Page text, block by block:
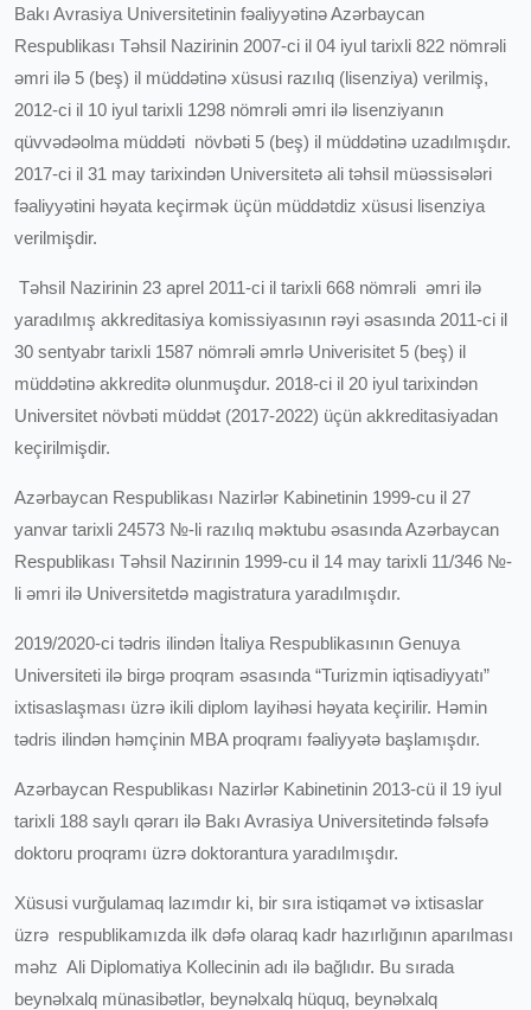
Bakı Avrasiya Universitetinin fəaliyyətinə Azərbaycan
Respublikası Təhsil Nazirinin 2007-ci il 04 iyul tarixli 822 nömrəli
əmri ilə 5 (beş) il müddətinə xüsusi razılıq (lisenziya) verilmiş,
2012-ci il 10 iyul tarixli 1298 nömrəli əmri ilə lisenziyanın
qüvvədəolma müddəti növbəti 5 (beş) il müddətinə uzadılmışdır.
2017-ci il 31 may tarixindən Universitetə ali təhsil müəssisələri
fəaliyyətini həyata keçirmək üçün müddətdiz xüsusi lisenziya
verilmişdir.
Təhsil Nazirinin 23 aprel 2011-ci il tarixli 668 nömrəli əmri ilə
yaradılmış akkreditasiya komissiyasının rəyi əsasında 2011-ci il
30 sentyabr tarixli 1587 nömrəli əmrlə Univerisitet 5 (beş) il
müddətinə akkreditə olunmuşdur. 2018-ci il 20 iyul tarixindən
Universitet növbəti müddət (2017-2022) üçün akkreditasiyadan
keçirilmişdir.
Azərbaycan Respublikası Nazirlər Kabinetinin 1999-cu il 27
yanvar tarixli 24573 №-li razılıq məktubu əsasında Azərbaycan
Respublikası Təhsil Nazirınin 1999-cu il 14 may tarixli 11/346 №-
li əmri ilə Universitetdə magistratura yaradılmışdır.
2019/2020-ci tədris ilindən İtaliya Respublikasının Genuya
Universiteti ilə birgə proqram əsasında “Turizmin iqtisadiyyatı”
ixtisaslaşması üzrə ikili diplom layihəsi həyata keçirilir. Həmin
tədris ilindən həmçinin MBA proqramı fəaliyyətə başlamışdır.
Azərbaycan Respublikası Nazirlər Kabinetinin 2013-cü il 19 iyul
tarixli 188 saylı qərarı ilə Bakı Avrasiya Universitetində fəlsəfə
doktoru proqramı üzrə doktorantura yaradılmışdır.
Xüsusi vurğulamaq lazımdır ki, bir sıra istiqamət və ixtisaslar
üzrə respublikamızda ilk dəfə olaraq kadr hazırlığının aparılması
məhz Ali Diplomatiya Kollecinin adı ilə bağlıdır. Bu sırada
beynəlxalq münasibətlər, beynəlxalq hüquq, beynəlxalq